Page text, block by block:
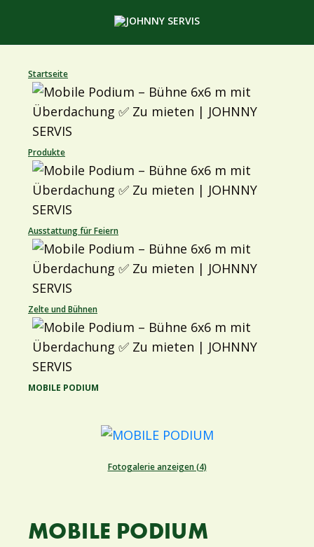
Startseite
Produkte
Ausstattung für Feiern
Zelte und Bühnen
MOBILE PODIUM
Fotogalerie anzeigen (4)
MOBILE PODIUM